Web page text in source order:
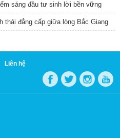
sáng đầu tư sinh lời bền vững
thái đẳng cấp giữa lòng Bắc Giang
Liên hệ